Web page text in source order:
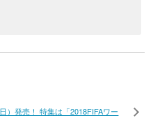
）発売！ 特集は「2018FIFAワー